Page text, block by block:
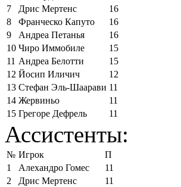
7
Дрис Мертенс
16
8
Франческо Капуто
16
9
Андреа Петанья
16
10 Чиро Иммобиле
15
11 Андреа Белотти
15
12 Йосип Иличич
12
13 Стефан Эль-Шаарави 11
14 Жервиньо
11
15 Грегоре Дефрель 11
Ассистенты:
№ Игрок
П
1
Алехандро Гомес
11
2
Дрис Мертенс
11